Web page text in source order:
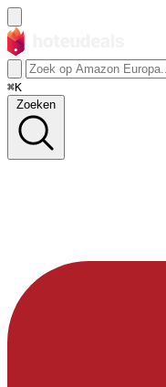
⌘K
Zoeken